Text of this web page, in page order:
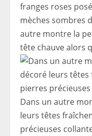
franges roses
mèches sombres
autre montre la
tête chauve alors
Dans un autre
leurs têtes
précieuses